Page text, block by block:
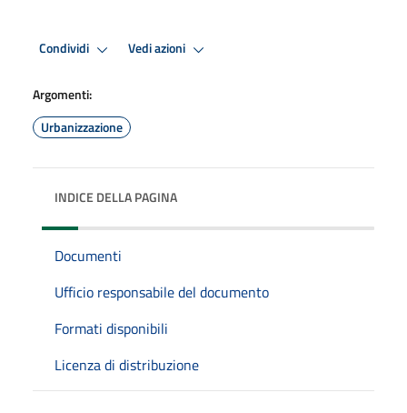
Condividi Vedi azioni
Argomenti:
Urbanizzazione
INDICE DELLA PAGINA
Documenti
Ufficio responsabile del documento
Formati disponibili
Licenza di distribuzione